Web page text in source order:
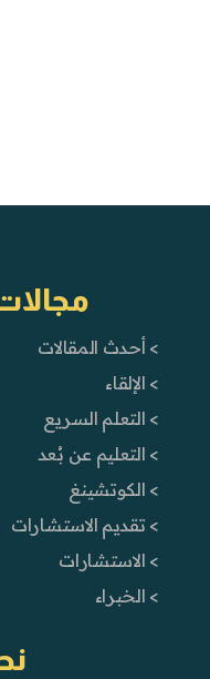
> أحدث المقالات
> الإلقاء
> التعلم السريع
> التعليم عن بُعد
> الكوتشينغ
> تقديم الاستشارات
> الاستشارات
> الخبراء